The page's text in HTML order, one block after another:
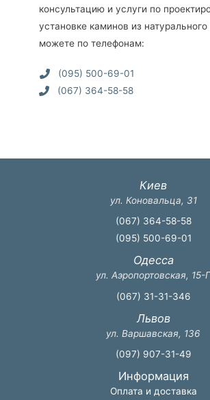
консультацию и услуги по
установке каминов из
можете по телефонам:
(095) 500-69-01
(067) 364-58-58
Киев
ул. Коновальца, 31
(067) 364-58-58
(095) 500-69-01
Одесса
ул. Аэропортовская, 15-Г
(067) 31-31-346
Львов
ул. Варшавская, 136
(097) 907-31-49
Информация
Оплата и доставка